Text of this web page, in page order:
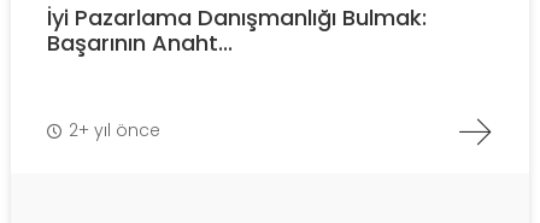
İyi Pazarlama Danışmanlığı Bulmak:
Başarının Anaht...
2+ yıl önce